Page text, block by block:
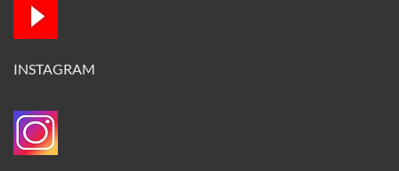
INSTAGRAM